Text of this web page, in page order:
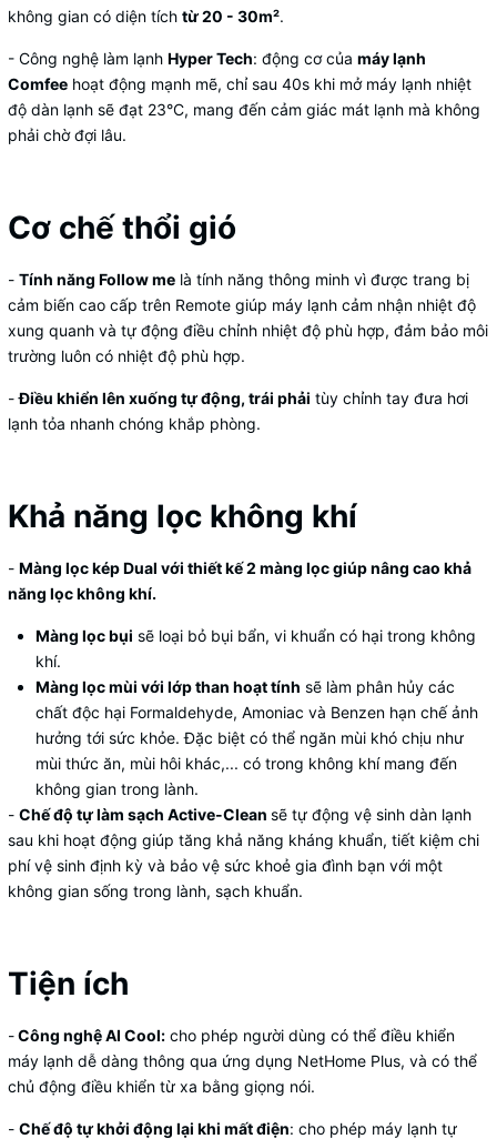
không gian có diện tích từ20 - 30m².
- Công nghệ làm lạnh Hyper Tech: động cơ của máy lạnh
Comfee hoạt động mạnh mẽ, chỉ sau 40s khi mở máy lạnh nhiệt
độ dàn lạnh sẽ đạt 23°C, mang đến cảm giác mát lạnh mà không
phải chờ đợi lâu.
Cơ chế thổi gió
- Tính năng Follow me là tính năng thông minh vì được trang bị
cảm biến cao cấp trên Remote giúp máy lạnh cảm nhận nhiệt độ
xung quanh và tự động điều chỉnh nhiệt độ phù hợp, đảm bảo môi
trường luôn có nhiệt độ phù hợp.
-Điều khiển lên xuống tự động, trái phải tùy chỉnh tay đưa hơi
lạnh tỏa nhanh chóng khắp phòng.
Khả năng lọc không khí
- Màng lọc kép Dual với thiết kế 2 màng lọc giúp nâng cao khả
năng lọc không khí.
Màng lọc bụi sẽ loại bỏ bụi bẩn, vi khuẩn có hại trong không
khí.
Màng lọc mùi với lớp than hoạt tính sẽ làm phân hủy các
chất độc hại Formaldehyde, Amoniac và Benzen hạn chế ảnh
hưởng tới sức khỏe. Đặc biệt có thể ngăn mùi khó chịu như
mùi thức ăn, mùi hôi khác,... có trong không khí mang đến
không gian trong lành.
- Chế độ tự làm sạch Active-Clean sẽ tự động vệ sinh dàn lạnh
sau khi hoạt động giúp tăng khả năng kháng khuẩn, tiết kiệm chi
phí vệ sinh định kỳ và bảo vệ sức khoẻ gia đình bạn với một
không gian sống trong lành, sạch khuẩn.
Tiện ích
-Công nghệ AI Cool: cho phép người dùng có thể điều khiển
máy lạnh dễ dàng thông qua ứng dụng NetHome Plus, và có thể
chủ động điều khiển từ xa bằng giọng nói.
- Chế độ tự khởi động lại khi mất điện: cho phép máy lạnh tự